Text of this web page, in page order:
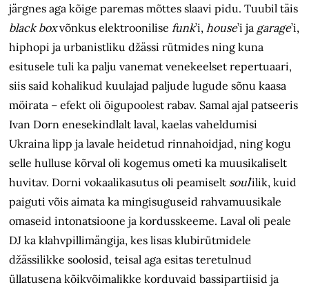
järgnes aga kõige paremas mõttes slaavi pidu. Tuubil täis
black boxvõnkus elektroonilise funk’i,house’i ja garage’i,
hiphopi ja urbanistliku džässi rütmides ning kuna
esitusele tuli ka palju vanemat venekeelset repertuaari,
siis said kohalikud kuulajad paljude lugude sõnu kaasa
möirata – efekt oli õigupoolest rabav. Samal ajal patseeris
Ivan Dorn enesekindlalt laval, kaelas vaheldumisi
Ukraina lipp ja lavale heidetud rinnahoidjad, ning kogu
selle hulluse kõrval oli kogemus ometi ka muusikaliselt
huvitav. Dorni vokaalikasutus oli peamiselt soul’ilik, kuid
paiguti võis aimata ka mingisuguseid rahvamuusikale
omaseid intonatsioone ja kordusskeeme. Laval oli peale
DJ ka klahvpillimängija, kes lisas klubirütmidele
džässilikke soolosid, teisal aga esitas teretulnud
üllatusena kõikvõimalikke korduvaid bassipartiisid ja